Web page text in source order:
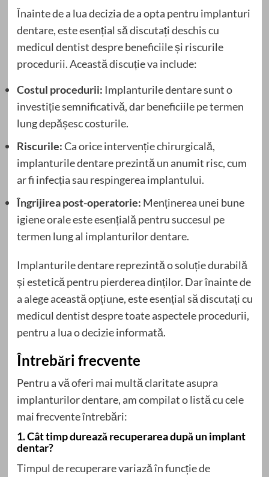
Înainte de a lua decizia de a opta pentru implanturi
dentare, este esențial să discutați deschis cu
medicul dentist despre beneficiile și riscurile
procedurii. Această discuție va include:
Costul procedurii: Implanturile dentare sunt o
investiție semnificativă, dar beneficiile pe termen
lung depășesc costurile.
Riscurile:Ca orice intervenție chirurgicală,
implanturile dentare prezintă un anumit risc, cum
ar fi infecția sau respingerea implantului.
Îngrijirea post-operatorie: Menținerea unei bune
igiene orale este esențială pentru succesul pe
termen lung al implanturilor dentare.
Implanturile dentare reprezintă o soluție durabilă
și estetică pentru pierderea dinților. Dar înainte de
a alege această opțiune, este esențial să discutați cu
medicul dentist despre toate aspectele procedurii,
pentru a lua o decizie informată.
Întrebări frecvente
Pentru a vă oferi mai multă claritate asupra
implanturilor dentare, am compilat o listă cu cele
mai frecvente întrebări:
1. Cât timp durează recuperarea după un implant
dentar?
Timpul de recuperare variază în funcție de